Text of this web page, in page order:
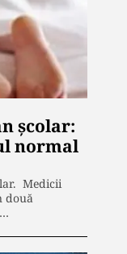
școlar:
normal
Medicii
două